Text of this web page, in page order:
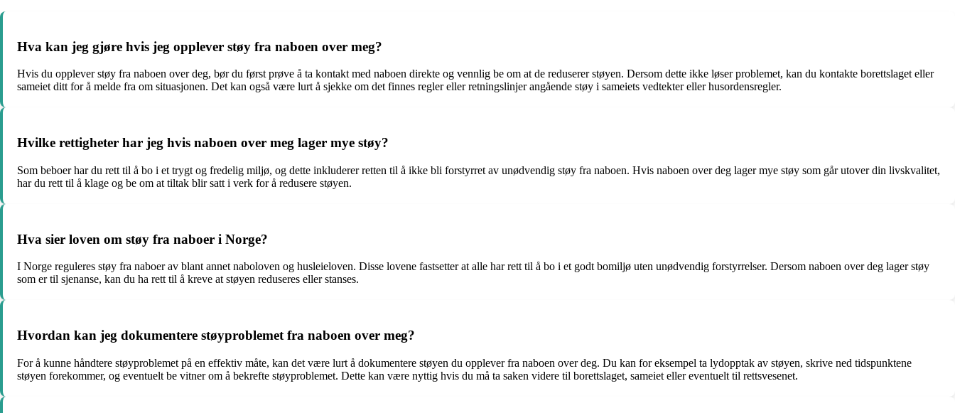
Hva kan jeg gjøre hvis jeg opplever støy fra naboen over meg?
Hvis du opplever støy fra naboen over deg, bør du først prøve å ta kontakt med naboen direkte og vennlig be om at de reduserer støyen. Dersom dette ikke løser problemet, kan du kontakte borettslaget eller
sameiet ditt for å melde fra om situasjonen. Det kan også være lurt å sjekke om det finnes regler eller retningslinjer angående støy i sameiets vedtekter eller husordensregler.
Hvilke rettigheter har jeg hvis naboen over meg lager mye støy?
Som beboer har du rett til å bo i et trygt og fredelig miljø, og dette inkluderer retten til å ikke bli forstyrret av unødvendig støy fra naboen. Hvis naboen over deg lager mye støy som går utover din livskvalitet,
har du rett til å klage og be om at tiltak blir satt i verk for å redusere støyen.
Hva sier loven om støy fra naboer i Norge?
I Norge reguleres støy fra naboer av blant annet naboloven og husleieloven. Disse lovene fastsetter at alle har rett til å bo i et godt bomiljø uten unødvendig forstyrrelser. Dersom naboen over deg lager støy
som er til sjenanse, kan du ha rett til å kreve at støyen reduseres eller stanses.
Hvordan kan jeg dokumentere støyproblemet fra naboen over meg?
For å kunne håndtere støyproblemet på en effektiv måte, kan det være lurt å dokumentere støyen du opplever fra naboen over deg. Du kan for eksempel ta lydopptak av støyen, skrive ned tidspunktene
støyen forekommer, og eventuelt be vitner om å bekrefte støyproblemet. Dette kan være nyttig hvis du må ta saken videre til borettslaget, sameiet eller eventuelt til rettsvesenet.